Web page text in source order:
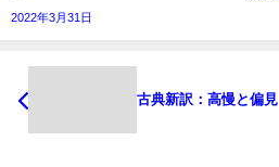
2022年3月31日
古典新訳：高慢と偏見